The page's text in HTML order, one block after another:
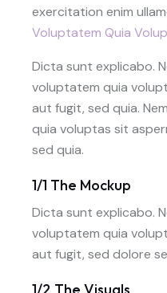
exercitation enim
Voluptatem Quia
Dicta sunt explicabo.
voluptatem quia
aut fugit, sed quia.
quia voluptas sit
sed quia.
1/1 The Mockup
Dicta sunt explicabo.
voluptatem quia
aut fugit, sed dolore
1/2 The Visuals